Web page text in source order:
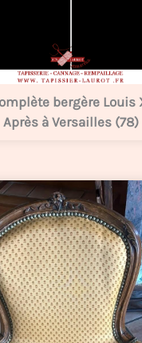
bergère Louis
Après à Versailles (78)